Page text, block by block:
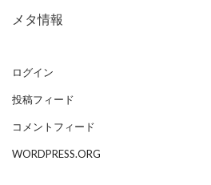
メタ情報
ログイン
投稿フィード
コメントフィード
WORDPRESS.ORG